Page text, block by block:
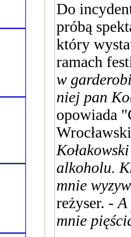
Do
próbą
który
ramach
w
niej pan
opowiada
alkoholu.
mnie
reżyser. -A
mnie